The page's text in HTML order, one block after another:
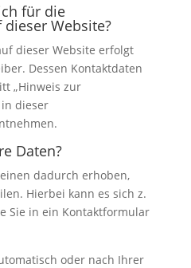
für die
Website?
dieser Website erfolgt
Dessen Kontaktdaten
„Hinweis zur
dieser
Daten?
dadurch erhoben,
Hierbei kann es sich z.
Sie in ein Kontaktformular
oder nach Ihrer